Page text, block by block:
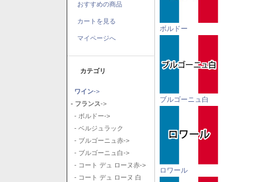
おすすめの商品
カートを見る
マイページへ
カテゴリ
ワイン->
- フランス->
- ボルドー->
- ベルジュラック
- ブルゴーニュ赤->
- ブルゴーニュ白->
- コート デュ ローヌ赤->
- コート デュ ローヌ 白
ボルドー
ブルゴーニュ白
ロワール